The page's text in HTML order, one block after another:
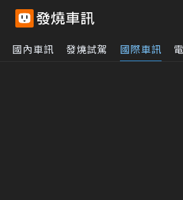
國內車訊 發燒試駕 國際車訊